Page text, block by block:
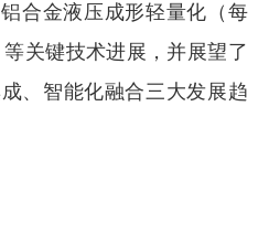
合金液压成形轻量化（每
关键技术进展，并展望了
、智能化融合三大发展趋